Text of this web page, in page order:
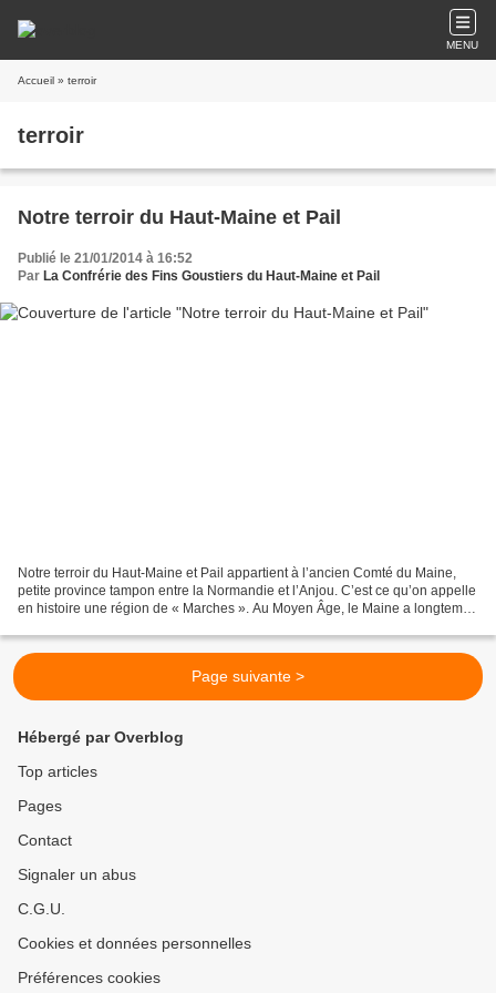
MENU
Accueil » terroir
terroir
Notre terroir du Haut-Maine et Pail
Publié le 21/01/2014 à 16:52
Par La Confrérie des Fins Goustiers du Haut-Maine et Pail
Notre terroir du Haut-Maine et Pail appartient à l’ancien Comté du Maine,
petite province tampon entre la Normandie et l’Anjou. C’est ce qu’on appelle
en histoire une région de « Marches ». Au Moyen Âge, le Maine a longtemps
Page suivante >
Hébergé par Overblog
Top articles
Pages
Contact
Signaler un abus
C.G.U.
Cookies et données personnelles
Préférences cookies